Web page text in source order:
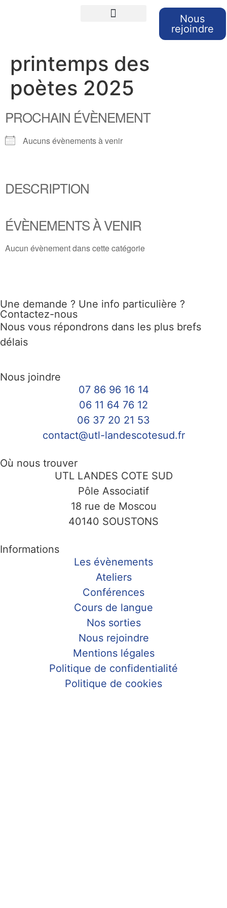
Nous
rejoindre
printemps des
poètes 2025
PROCHAIN ÉVÈNEMENT
Aucuns évènements à venir
DESCRIPTION
ÉVÈNEMENTS À VENIR
Aucun évènement dans cette catégorie
Une demande ? Une info particulière ?
Contactez-nous
Nous vous répondrons dans les plus brefs
délais
Nous joindre
07 86 96 16 14
06 11 64 76 12
06 37 20 21 53
contact@utl-landescotesud.fr
Où nous trouver
UTL LANDES COTE SUD
Pôle Associatif
18 rue de Moscou
40140 SOUSTONS
Informations
Les évènements
Ateliers
Conférences
Cours de langue
Nos sorties
Nous rejoindre
Mentions légales
Politique de confidentialité
Politique de cookies